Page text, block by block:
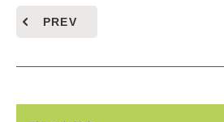
PREV